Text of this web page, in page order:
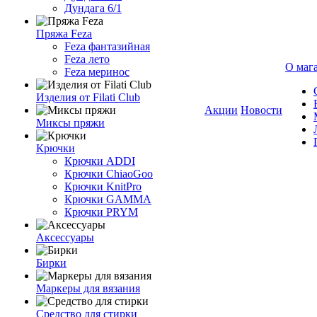
Дундага 6/1
Пряжа Feza
Feza фантазийная
Feza лето
Feza меринос
Изделия от Filati Club
Миксы пряжи
Крючки
Крючки ADDI
Крючки ChiaoGoo
Крючки KnitPro
Крючки GAMMA
Крючки PRYM
Аксессуары
Бирки
Маркеры для вязания
Средство для стирки
Акции Новости
О